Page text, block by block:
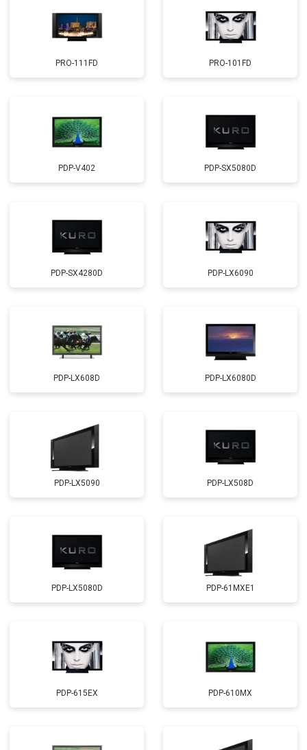
PRO-111FD PRO-101FD
PDP-V402 PDP-SX5080D
PDP-SX4280D PDP-LX6090
PDP-LX608D PDP-LX6080D
PDP-LX5090 PDP-LX508D
PDP-LX5080D PDP-61MXE1
PDP-615EX PDP-610MX